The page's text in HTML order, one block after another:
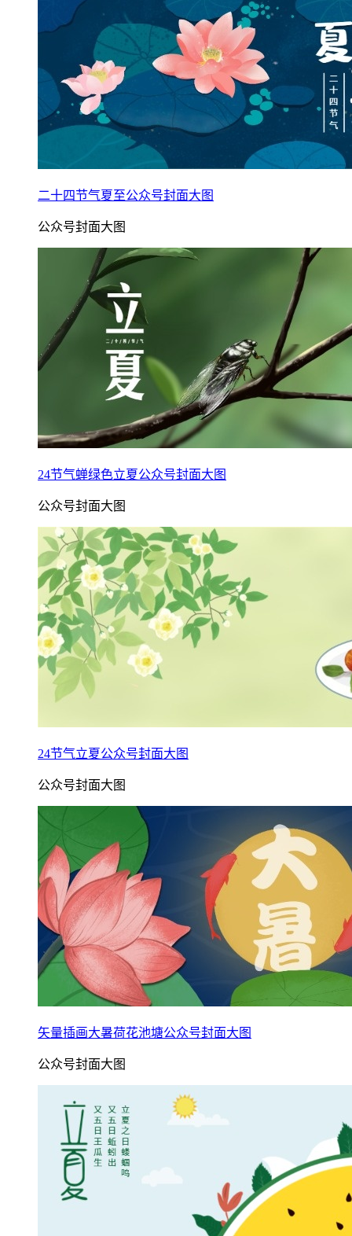
二十四节气夏至公众号封面大图
公众号封面大图
24节气蝉绿色立夏公众号封面大图
公众号封面大图
24节气立夏公众号封面大图
公众号封面大图
矢量插画大暑荷花池塘公众号封面大图
公众号封面大图